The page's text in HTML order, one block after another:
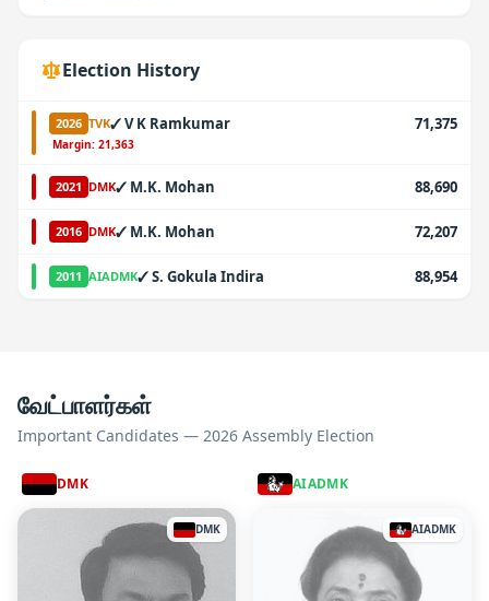
Election History
2026 TVK✓V K Ramkumar 71,375
·Margin: 21,363
2021 DMK✓ M.K. Mohan 88,690
2016 DMK✓ M.K. Mohan 72,207
2011 AIADMK✓S. Gokula Indira 88,954
வேட்பாளர்கள்
Important Candidates — 2026 Assembly Election
DMK
DMK
AIADMK
AIADMK